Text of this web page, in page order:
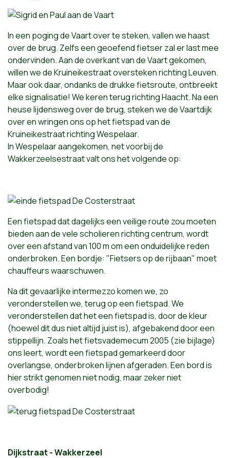
In een poging de Vaart over te steken, vallen we haast
over de brug. Zelfs een geoefend fietser zal er last mee
ondervinden. Aan de overkant van de Vaart gekomen,
willen we de Kruineikestraat oversteken richting Leuven.
Maar ook daar, ondanks de drukke fietsroute, ontbreekt
elke signalisatie! We keren terug richting Haacht. Na een
heuse lijdensweg over de brug, steken we de Vaartdijk
over en wringen ons op het fietspad van de
Kruineikestraat richting Wespelaar.
In Wespelaar aangekomen, net voorbij de
Wakkerzeelsestraat valt ons het volgende op:
Een fietspad dat dagelijks een veilige route zou moeten
bieden aan de vele scholieren richting centrum, wordt
over een afstand van 100 m om een onduidelijke reden
onderbroken. Een bordje: "Fietsers op de rijbaan" moet
chauffeurs waarschuwen.
Na dit gevaarlijke intermezzo komen we, zo
veronderstellen we, terug op een fietspad. We
veronderstellen dat het een fietspad is, door de kleur
(hoewel dit dus niet altijd juist is), afgebakend door een
stippellijn. Zoals het fietsvademecum 2005 (zie bijlage)
ons leert, wordt een fietspad gemarkeerd door
overlangse, onderbroken lijnen afgeraden. Een bord is
hier strikt genomen niet nodig, maar zeker niet
overbodig!
Dijkstraat - Wakkerzeel